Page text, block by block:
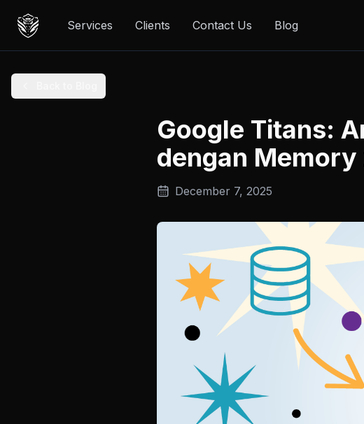
Services Clients Contact Us Blog
Google Titans:
dengan Memory
December 7, 2025